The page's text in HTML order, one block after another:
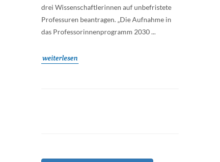
drei Wissenschaftlerinnen auf unbefristete
Professuren beantragen. „Die Aufnahme in
das Professorinnenprogramm 2030 ...
weiterlesen